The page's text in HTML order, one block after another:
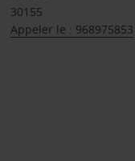
30155
Appeler le : 968975853